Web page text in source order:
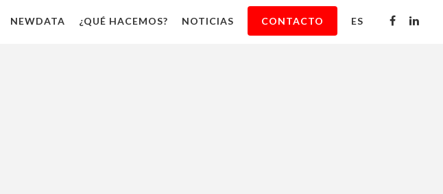
NEWDATA ¿QUÉ HACEMOS? NOTICIAS CONTACTO ES